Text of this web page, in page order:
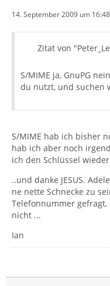
14. September 2009 um 16:48
Zitat von
S/MIME ja, GnuPG
du nutzt, und suchen
S/MIME hab ich bisher
hab ich aber noch
ich den Schlüssel
..und danke JESUS.
ne nette Schnecke zu
Telefonnummer
nicht ...
Ian